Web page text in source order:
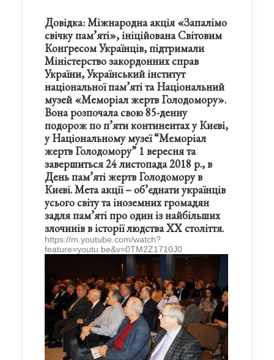
Довідка:Міжнародна акція «Запалімо
свічку пам’яті», ініційована Світовим
Конґресом Українців, підтримали
Міністерство закордонних справ
України, Український інститут
національної пам’яті та Національний
музей «Меморіал жертв Голодомору».
Вона розпочала свою 85-денну
подорож по п’яти континентах у Києві,
у Національному музеї “Меморіал
жертв Голодомору” 1 вересня та
завершиться 24 листопада 2018 р., в
День пам’яті жертв Голодомору в
Києві. Мета акції – об’єднати українців
усього світу та іноземних громадян
задля пам’яті про один із найбільших
злочинів в історії людства ХХ століття.
https://m.youtube.com/watch?
feature=youtu.be&v=0TM2Z1710J0